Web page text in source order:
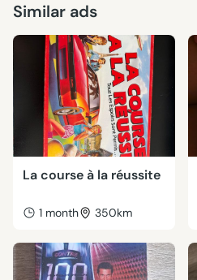
Similar ads
La course à la réussite
1 month 350km